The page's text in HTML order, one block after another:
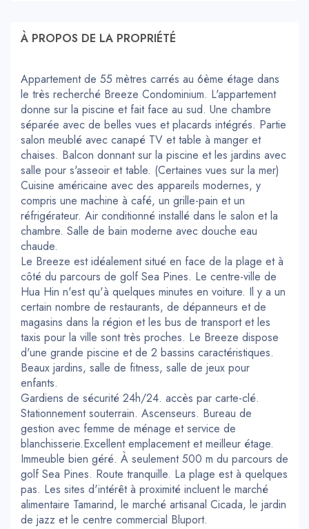
À PROPOS DE LA PROPRIÉTÉ
Appartement de 55 mètres carrés au 6ème étage dans
le très recherché Breeze Condominium. L'appartement
donne sur la piscine et fait face au sud. Une chambre
séparée avec de belles vues et placards intégrés. Partie
salon meublé avec canapé TV et table à manger et
chaises. Balcon donnant sur la piscine et les jardins avec
salle pour s'asseoir et table. (Certaines vues sur la mer)
Cuisine américaine avec des appareils modernes, y
compris une machine à café, un grille-pain et un
réfrigérateur. Air conditionné installé dans le salon et la
chambre. Salle de bain moderne avec douche eau
chaude.
Le Breeze est idéalement situé en face de la plage et à
côté du parcours de golf Sea Pines. Le centre-ville de
Hua Hin n'est qu'à quelques minutes en voiture. Il y a un
certain nombre de restaurants, de dépanneurs et de
magasins dans la région et les bus de transport et les
taxis pour la ville sont très proches. Le Breeze dispose
d'une grande piscine et de 2 bassins caractéristiques.
Beaux jardins, salle de fitness, salle de jeux pour
enfants.
Gardiens de sécurité 24h/24. accès par carte-clé.
Stationnement souterrain. Ascenseurs. Bureau de
gestion avec femme de ménage et service de
blanchisserie.Excellent emplacement et meilleur étage.
Immeuble bien géré. À seulement 500 m du parcours de
golf Sea Pines. Route tranquille. La plage est à quelques
pas. Les sites d'intérêt à proximité incluent le marché
alimentaire Tamarind, le marché artisanal Cicada, le jardin
de jazz et le centre commercial Bluport.